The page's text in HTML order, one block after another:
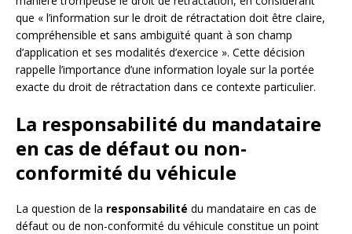
que « l’information sur le droit de rétractation doit être claire,
compréhensible et sans ambiguïté quant à son champ
d’application et ses modalités d’exercice ». Cette décision
rappelle l’importance d’une information loyale sur la portée
exacte du droit de rétractation dans ce contexte particulier.
La responsabilité du mandataire
en cas de défaut ou non-
conformité du véhicule
La question de la responsabilité du mandataire en cas de
défaut ou de non-conformité du véhicule constitue un point